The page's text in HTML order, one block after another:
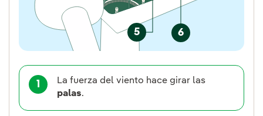
5 6
1
La fuerza del viento hace girar las
palas.